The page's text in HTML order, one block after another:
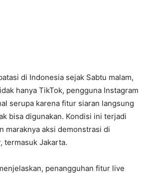
di Indonesia sejak Sabtu malam,
hanya TikTok, pengguna Instagram
serupa karena fitur siaran langsung
bisa digunakan. Kondisi ini terjadi
maraknya aksi demonstrasi di
termasuk Jakarta.
penangguhan fitur live